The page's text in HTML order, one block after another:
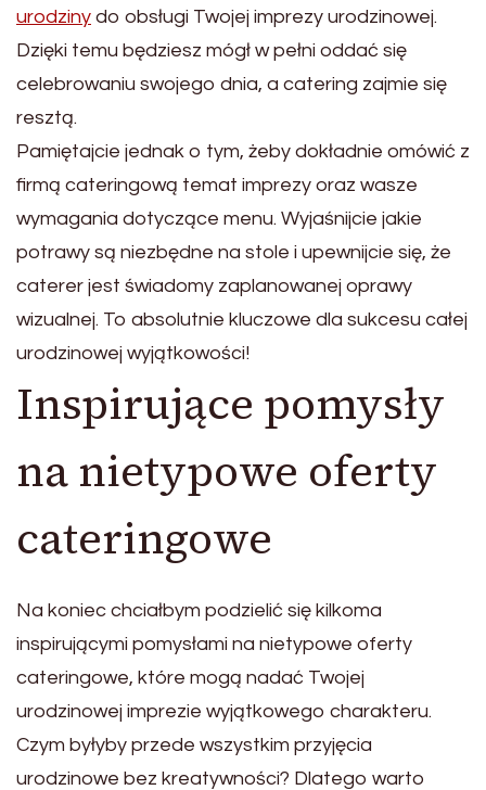
urodziny do obsługi Twojej imprezy urodzinowej.
Dzięki temu będziesz mógł w pełni oddać się
celebrowaniu swojego dnia, a catering zajmie się
resztą.
Pamiętajcie jednak o tym, żeby dokładnie omówić z
firmą cateringową temat imprezy oraz wasze
wymagania dotyczące menu. Wyjaśnijcie jakie
potrawy są niezbędne na stole i upewnijcie się, że
caterer jest świadomy zaplanowanej oprawy
wizualnej. To absolutnie kluczowe dla sukcesu całej
urodzinowej wyjątkowości!
Inspirujące pomysły
na nietypowe oferty
cateringowe
Na koniec chciałbym podzielić się kilkoma
inspirującymi pomysłami na nietypowe oferty
cateringowe, które mogą nadać Twojej
urodzinowej imprezie wyjątkowego charakteru.
Czym byłyby przede wszystkim przyjęcia
urodzinowe bez kreatywności? Dlatego warto